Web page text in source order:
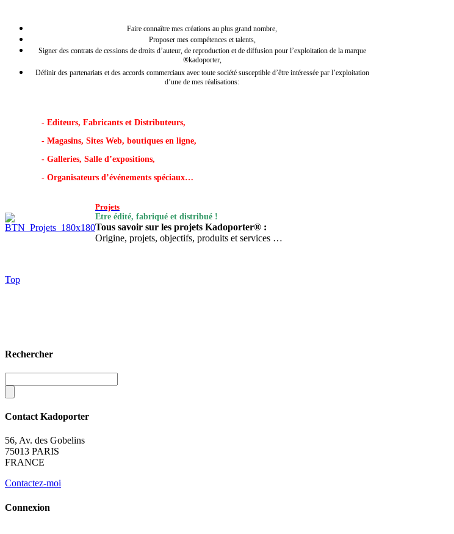
Faire connaître mes créations au plus grand nombre,
Proposer mes compétences et talents,
Signer des contrats de cessions de droits d’auteur, de reproduction et de diffusion pour l’exploitation de la marque
®kadoporter,
Définir des partenariats et des accords commerciaux avec toute société susceptible d’être intéressée par l’exploitation
d’une de mes réalisations:
- Editeurs, Fabricants et Distributeurs,
- Magasins, Sites Web, boutiques en ligne,
- Galleries, Salle d’expositions,
- Organisateurs d’événements spéciaux…
Projets
Etre édité, fabriqué et distribué !
Tous savoir sur les projets Kadoporter® :
Origine, projets, objectifs, produits et services …
Top
Rechercher
Contact Kadoporter
56, Av. des Gobelins
75013 PARIS
FRANCE
Contactez-moi
Connexion